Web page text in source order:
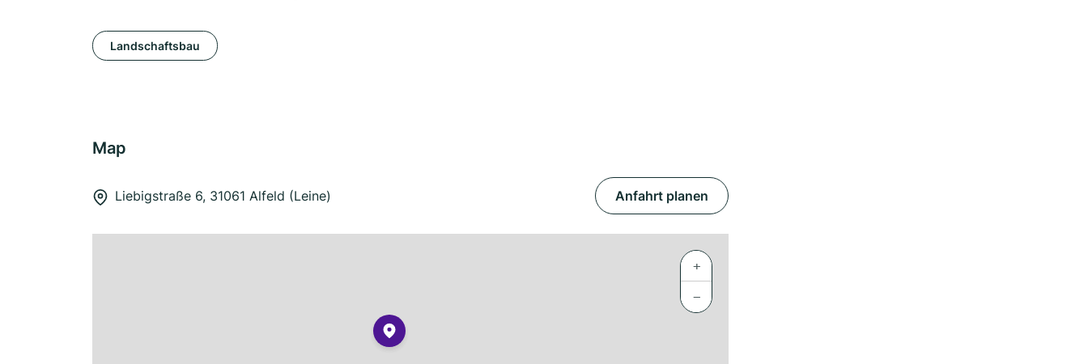
Landschaftsbau
Map
Liebigstraße 6, 31061 Alfeld (Leine) Anfahrt planen
+
−